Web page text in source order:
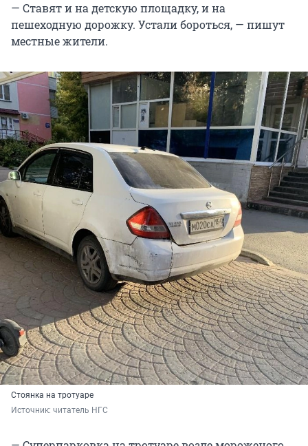
— Ставят и на детскую площадку, и на
пешеходную дорожку. Устали бороться, — пишут
местные жители.
Стоянка на тротуаре
Источник: читатель НГС